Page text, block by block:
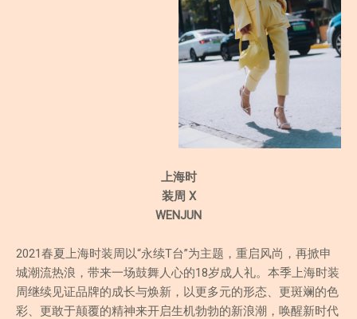
上海时
装周 X
WENJUN
2021春夏上海时装周以“永续T台”为主题，重启风尚，再掀申
城潮流热浪，带来一场鼓舞人心的18岁成人礼。本季上海时装
周继续见证品牌的成长与焕新，以更多元的形态、更斑斓的色
彩、更敢于颠覆的精神来开启生机勃勃的新浪潮，唤醒新时代